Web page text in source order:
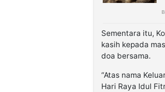
Sementara itu,
kasih kepada
doa bersama.
“Atas nama
Hari Raya Idul